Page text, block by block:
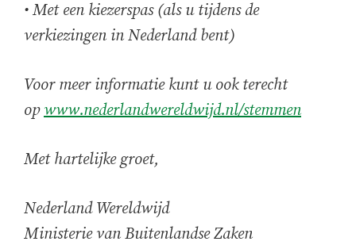
• Met een kiezerspas (als u tijdens de
verkiezingen in Nederland bent)
Voor meer informatie kunt u ook terecht
opwww.nederlandwereldwijd.nl/stemmen
Met hartelijke groet,
Nederland Wereldwijd
Ministerie van Buitenlandse Zaken